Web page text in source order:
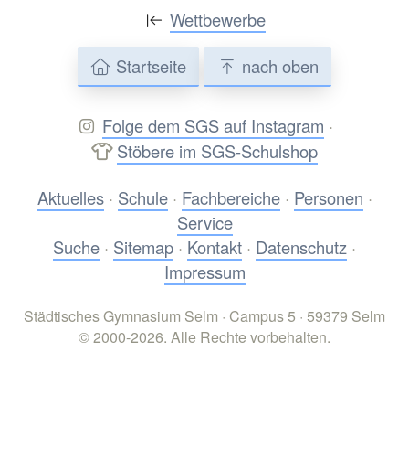
Wettbewerbe
Startseite
nach oben
Folge dem SGS auf Instagram ·
Stöbere im SGS-Schulshop
Aktuelles· Schule· Fachbereiche· Personen ·
Service
Suche · Sitemap · Kontakt · Datenschutz ·
Impressum
Städtisches Gymnasium Selm · Campus 5 · 59379 Selm
© 2000-2026. Alle Rechte vorbehalten.